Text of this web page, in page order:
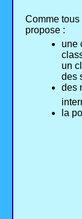
Comme
propose :
une
un
des
des
la